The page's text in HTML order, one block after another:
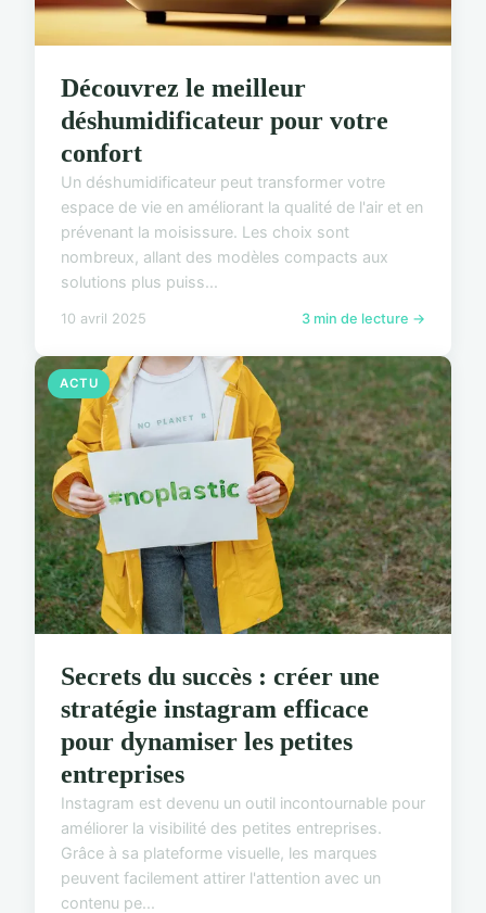
Découvrez le meilleur
déshumidificateur pour votre
confort
Un déshumidificateur peut transformer votre
espace de vie en améliorant la qualité de l'air et en
prévenant la moisissure. Les choix sont
nombreux, allant des modèles compacts aux
solutions plus puiss...
10 avril 2025 3 min de lecture →
ACTU
Secrets du succès : créer une
stratégie instagram efficace
pour dynamiser les petites
entreprises
Instagram est devenu un outil incontournable pour
améliorer la visibilité des petites entreprises.
Grâce à sa plateforme visuelle, les marques
peuvent facilement attirer l'attention avec un
contenu pe...